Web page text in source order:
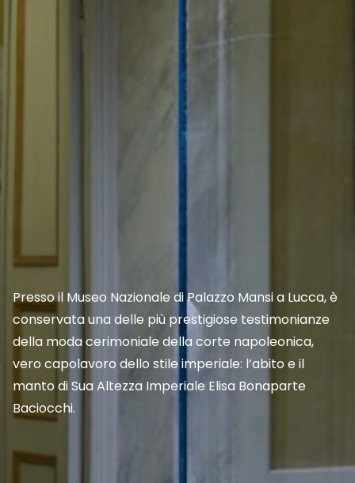
Presso il Museo Nazionale di Palazzo Mansi a Lucca, è
conservata una delle più prestigiose testimonianze
della moda cerimoniale della corte napoleonica,
vero capolavoro dello stile imperiale: l’abito e il
manto di Sua Altezza Imperiale Elisa Bonaparte
Baciocchi.